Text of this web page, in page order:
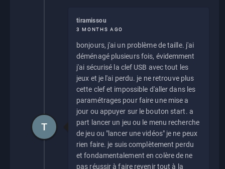
tiramissou
3 MONTHS AGO
bonjours, j'ai un problème de taille. j'ai
déménagé plusieurs fois, évidemment
j'ai sécurisé la clef USB avec tout les
jeux et je l'ai perdu. je ne retrouve plus
cette clef et impossible d'aller dans les
paramétrages pour faire une mise a
jour ou appuyer sur le bouton start. a
part lancer un jeu ou le menu recherche
de jeu ou "lancer une vidéos" je ne peux
rien faire. je suis complètement perdu
et fondamentalement en colère de ne
pas réussir à faire revenir tout à la
T